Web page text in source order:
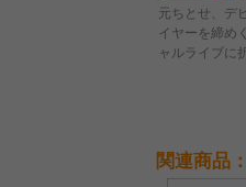
元ちとせ、デ
イヤーを締め
ャルライブに
崎まさよし、
関連商品：